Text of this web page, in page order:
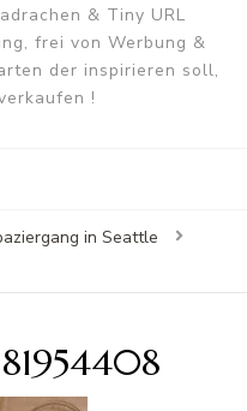
& Tiny URL
frei von Werbung &
der inspirieren soll,
!
in Seattle